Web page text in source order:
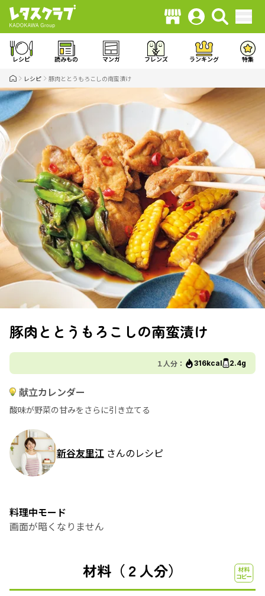
レシピ 読みもの マンガ フレンズ ランキング 特集
レシピ 豚肉ととうもろこしの南蛮漬け
豚肉ととうもろこしの南蛮漬け
１人分： 316kcal 2.4g
献立カレンダー
酸味が野菜の甘みをさらに引き立てる
新谷友里江 さんのレシピ
料理中モード
画面が暗くなりません
材料（２人分）